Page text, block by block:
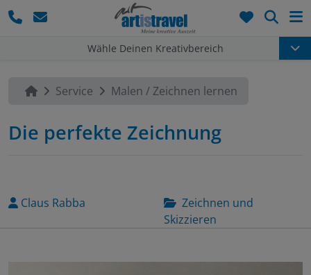
Wähle Deinen Kreativbereich
Service Malen / Zeichnen lernen
Die perfekte Zeichnung
Claus Rabba
Zeichnen und
Skizzieren